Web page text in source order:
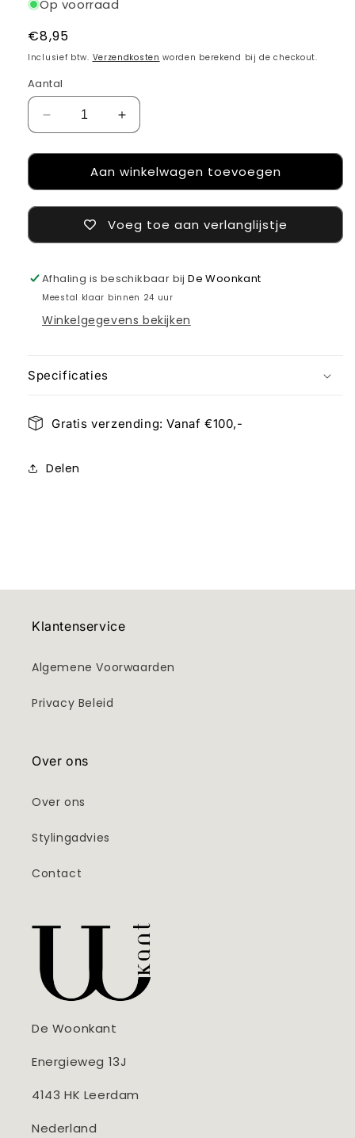
Op voorraad
Normale
prijs
€8,95
Inclusief btw. Verzendkosten worden berekend bij de checkout.
Aantal
Aantal
verlagen
voor
Tafelring
S
(om
Aantal
verhogen
voor
Tafelring
S
(om
neer
Aan winkelwagen toevoegen
Voeg toe aan verlanglijstje
Afhaling is beschikbaar bijDe Woonkant
Meestal klaar binnen 24 uur
Winkelgegevens bekijken
Specificaties
Gratis verzending: Vanaf €100,-
Delen
Klantenservice
Algemene Voorwaarden
Privacy Beleid
Over ons
Over ons
Stylingadvies
Contact
De Woonkant
Energieweg 13J
4143 HK Leerdam
Nederland